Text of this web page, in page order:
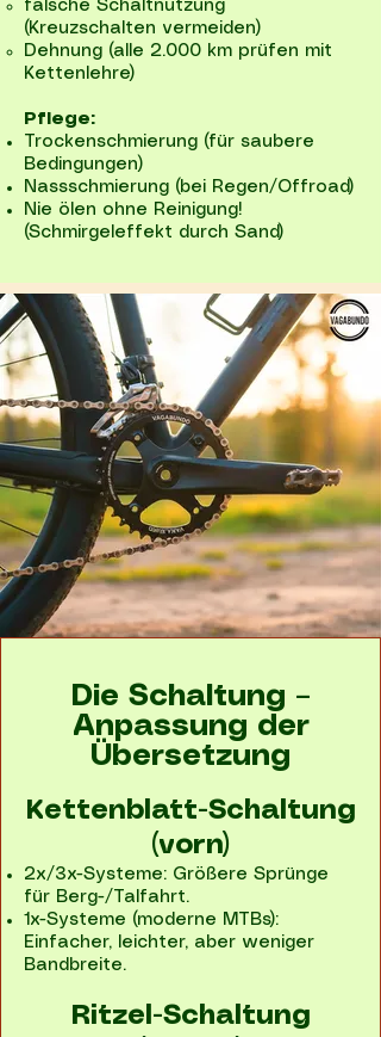
falsche Schaltnutzung
(Kreuzschalten vermeiden)
Dehnung (alle 2.000 km prüfen mit
Kettenlehre)
Pflege:
Trockenschmierung (für saubere
Bedingungen)
Nassschmierung (bei Regen/Offroad)
Nie ölen ohne Reinigung!
(Schmirgeleffekt durch Sand)
Die Schaltung –
Anpassung der
Übersetzung
Kettenblatt-Schaltung
(vorn)​
2x/3x-Systeme: Größere Sprünge
für Berg-/Talfahrt.
1x-Systeme (moderne MTBs):
Einfacher, leichter, aber weniger
Bandbreite.
Ritzel-Schaltung